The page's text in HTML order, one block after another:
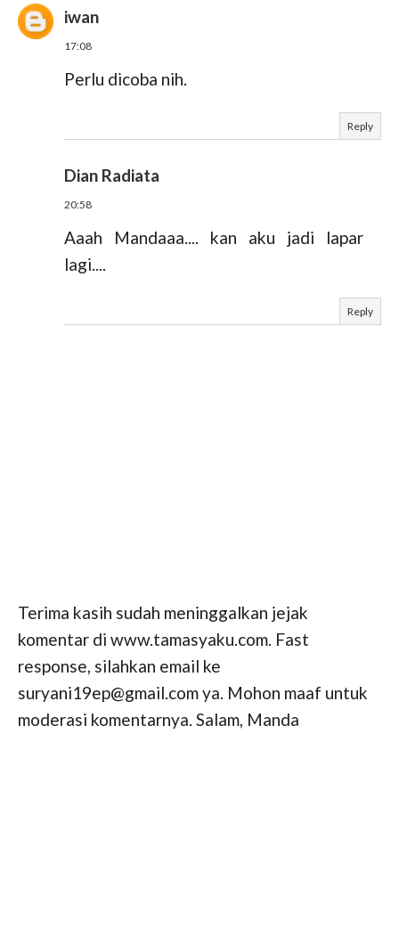
iwan
17:08
Perlu dicoba nih.
Reply
Dian Radiata
20:58
Aaah Mandaaa.... kan aku jadi lapar
lagi....
Reply
Terima kasih sudah meninggalkan jejak
komentar di www.tamasyaku.com. Fast
response, silahkan email ke
suryani19ep@gmail.com ya. Mohon maaf untuk
moderasi komentarnya. Salam, Manda